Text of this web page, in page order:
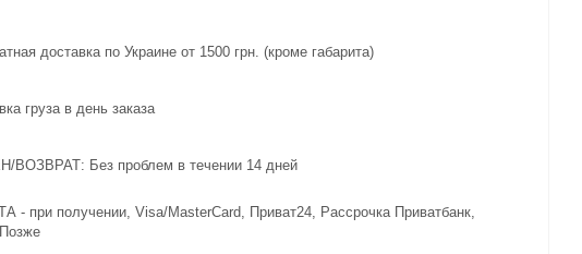
доставка по Украине от 1500 грн. (кроме габарита)
груза в день заказа
ВОЗВРАТ: Без проблем в течении 14 дней
- при получении, Visa/MasterCard, Приват24, Рассрочка Приватбанк,